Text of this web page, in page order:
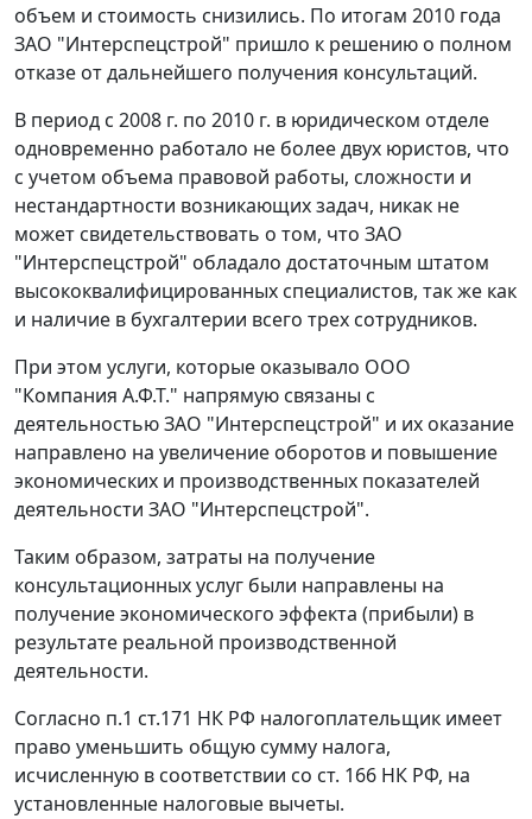
объем и стоимость снизились. По итогам 2010 года
ЗАО "Интерспецстрой" пришло к решению о полном
отказе от дальнейшего получения консультаций.
В период с 2008 г. по 2010 г. в юридическом отделе
одновременно работало не более двух юристов, что
с учетом объема правовой работы, сложности и
нестандартности возникающих задач, никак не
может свидетельствовать о том, что ЗАО
"Интерспецстрой" обладало достаточным штатом
высококвалифицированных специалистов, так же как
и наличие в бухгалтерии всего трех сотрудников.
При этом услуги, которые оказывало ООО
"Компания А.Ф.Т." напрямую связаны с
деятельностью ЗАО "Интерспецстрой" и их оказание
направлено на увеличение оборотов и повышение
экономических и производственных показателей
деятельности ЗАО "Интерспецстрой".
Таким образом, затраты на получение
консультационных услуг были направлены на
получение экономического эффекта (прибыли) в
результате реальной производственной
деятельности.
Согласно п.1 ст.171 НК РФ налогоплательщик имеет
право уменьшить общую сумму налога,
исчисленную в соответствии со ст. 166 НК РФ, на
установленные налоговые вычеты.